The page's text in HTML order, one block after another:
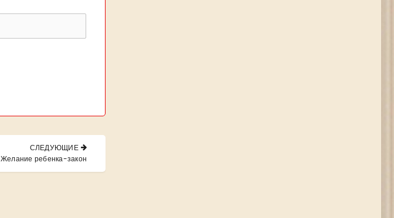
СЛЕДУЮЩИЕ
NEXT
Желание ребенка-закон